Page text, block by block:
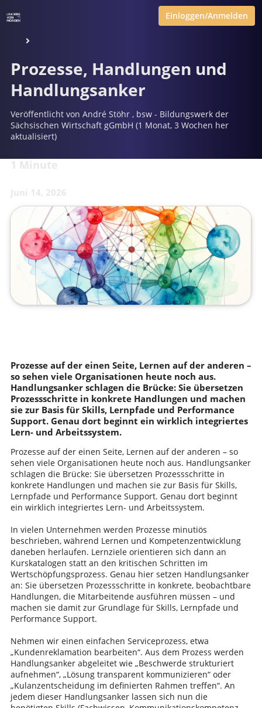
Einloggen/Anmelden
Prozesse, Handlungen und
Handlungsanker
Veröffentlicht von André Stöhr, bsw - Bildungswerk der
Sächsischen Wirtschaft gGmbH (1 Monat, 3 Wochen her
aktualisiert)
Prozesse auf der einen Seite, Lernen auf der anderen –
so sehen viele Organisationen heute noch aus.
Handlungsanker schlagen die Brücke: Sie übersetzen
Prozessschritte in konkrete Handlungen und machen
sie zur Basis für Skills, Lernpfade und Performance
Support. Genau dort beginnt ein wirklich integriertes
Lern- und Arbeitssystem.
Prozesse auf der einen Seite, Lernen auf der anderen – so
sehen viele Organisationen heute noch aus. Handlungsanker
schlagen die Brücke: Sie übersetzen Prozessschritte in
konkrete Handlungen und machen sie zur Basis für Skills,
Lernpfade und Performance Support. Genau dort beginnt
ein wirklich integriertes Lern- und Arbeitssystem.
In vielen Unternehmen werden Prozesse minutiös
beschrieben, während Lernen und Kompetenzentwicklung
daneben herlaufen. Lernziele orientieren sich dann an
Kurskatalogen statt an den kritischen Schritten im
Wertschöpfungsprozess. Genau hier setzen Handlungsanker
an: Sie übersetzen Prozessschritte in konkrete, beobachtbare
Handlungen, die Mitarbeitende ausführen müssen – und
machen sie damit zur Grundlage für Skills, Lernpfade und
Performance Support.
Nehmen wir einen einfachen Serviceprozess, etwa
„Kundenreklamation bearbeiten“. Aus dem Prozess werden
Handlungsanker abgeleitet wie „Beschwerde strukturiert
aufnehmen“, „Lösung transparent kommunizieren“ oder
„Kulanzentscheidung im definierten Rahmen treffen“. An
jedem dieser Handlungsanker lassen sich nun die